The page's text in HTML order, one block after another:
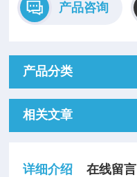
产品咨询
产品分类
相关文章
详细介绍 在线留言